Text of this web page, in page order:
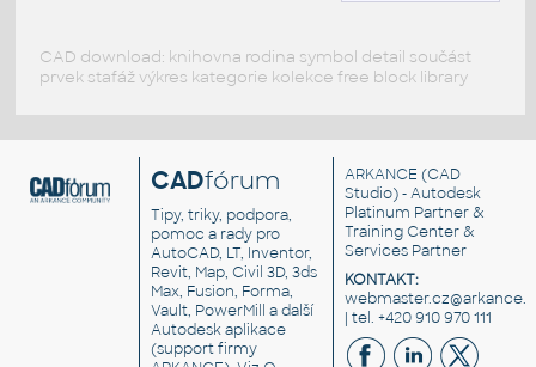
CAD download: knihovna rodina symbol detail součást
prvek stafáž výkres kategorie kolekce free block library
CADfórum
Tipy, triky, podpora,
pomoc a rady pro
AutoCAD, LT, Inventor,
Revit, Map, Civil 3D, 3ds
Max, Fusion, Forma,
Vault, PowerMill a další
Autodesk aplikace
(support firmy
ARKANCE (CAD
Studio) - Autodesk
Platinum Partner &
Training Center &
Services Partner
KONTAKT:
| tel. +420 910 970 111